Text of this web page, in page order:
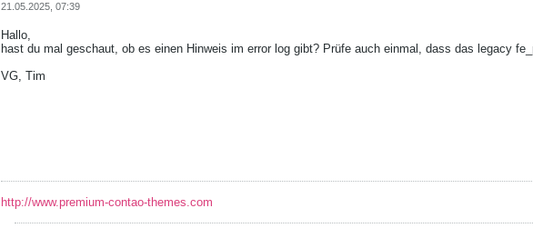
21.05.2025, 07:39
Hallo,
hast du mal geschaut, ob es einen Hinweis im error log gibt? Prüfe auch einmal, dass das legacy
VG, Tim
http://www.premium-contao-themes.com